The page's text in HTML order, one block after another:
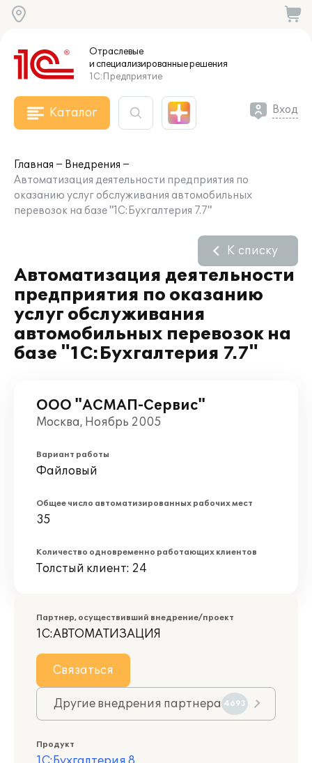
Отраслевые
и специализированныерешения
1С:Предприятие
Каталог Вход
Главная
Внедрения
Автоматизация деятельности предприятия по
оказанию услуг обслуживания автомобильных
перевозок на базе "1С:Бухгалтерия 7.7"
Автоматизация деятельности
предприятия по оказанию
услуг обслуживания
автомобильных перевозок на
базе "1С:Бухгалтерия 7.7"
К списку
ООО "АСМАП-Сервис"
Москва, Ноябрь 2005
Вариант работы
Файловый
Общее число автоматизированных рабочих мест
35
Количество одновременно работающих клиентов
Толстый клиент: 24
Партнер, осуществивший внедрение/проект
1С:АВТОМАТИЗАЦИЯ
Связаться
Другие внедрения партнера 4693
Продукт